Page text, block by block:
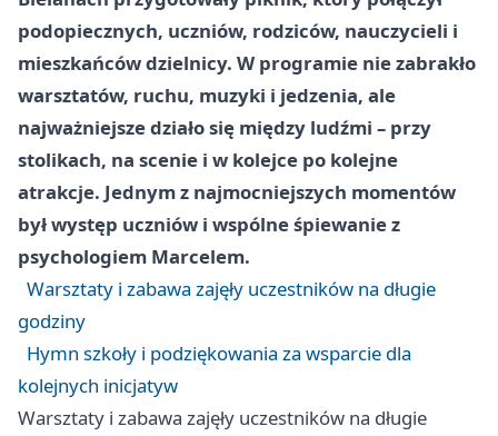
podopiecznych, uczniów, rodziców, nauczycieli i
mieszkańców dzielnicy. W programie nie zabrakło
warsztatów, ruchu, muzyki i jedzenia, ale
najważniejsze działo się między ludźmi – przy
stolikach, na scenie i w kolejce po kolejne
atrakcje. Jednym z najmocniejszych momentów
był występ uczniów i wspólne śpiewanie z
psychologiem Marcelem.
Warsztaty i zabawa zajęły uczestników na długie
godziny
Hymn szkoły i podziękowania za wsparcie dla
kolejnych inicjatyw
Warsztaty i zabawa zajęły uczestników na długie